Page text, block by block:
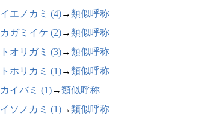
イエノカミ (4)→類似呼称
カガミイケ (2)→類似呼称
トオリガミ (3)→類似呼称
トホリカミ (1)→類似呼称
カイバミ (1)→類似呼称
イソノカミ (1)→類似呼称